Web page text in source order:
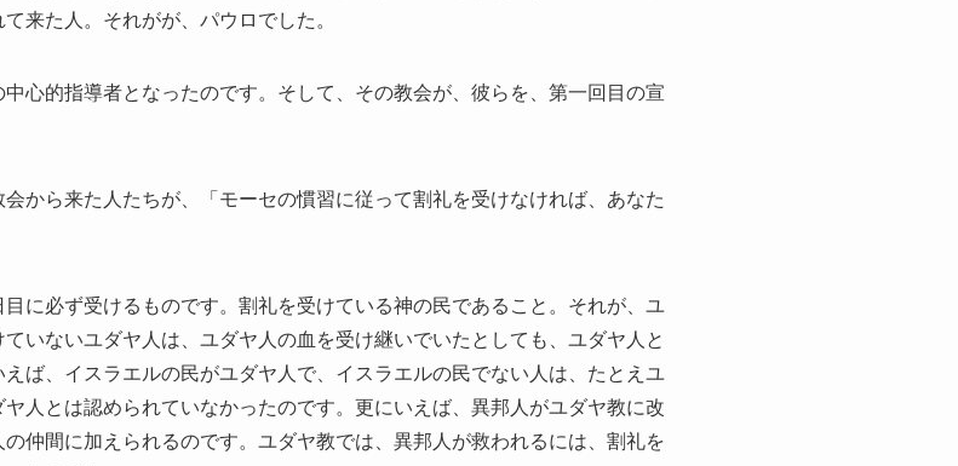
来た人。それがが、パウロでした。
心的指導者となったのです。そして、その教会が、彼らを、第一回目の宣
から来た人たちが、「モーセの慣習に従って割礼を受けなければ、あなた
に必ず受けるものです。割礼を受けている神の民であること。それが、ユ
いないユダヤ人は、ユダヤ人の血を受け継いでいたとしても、ユダヤ人と
ば、イスラエルの民がユダヤ人で、イスラエルの民でない人は、たとえユ
人とは認められていなかったのです。更にいえば、異邦人がユダヤ教に改
仲間に加えられるのです。ユダヤ教では、異邦人が救われるには、割礼を